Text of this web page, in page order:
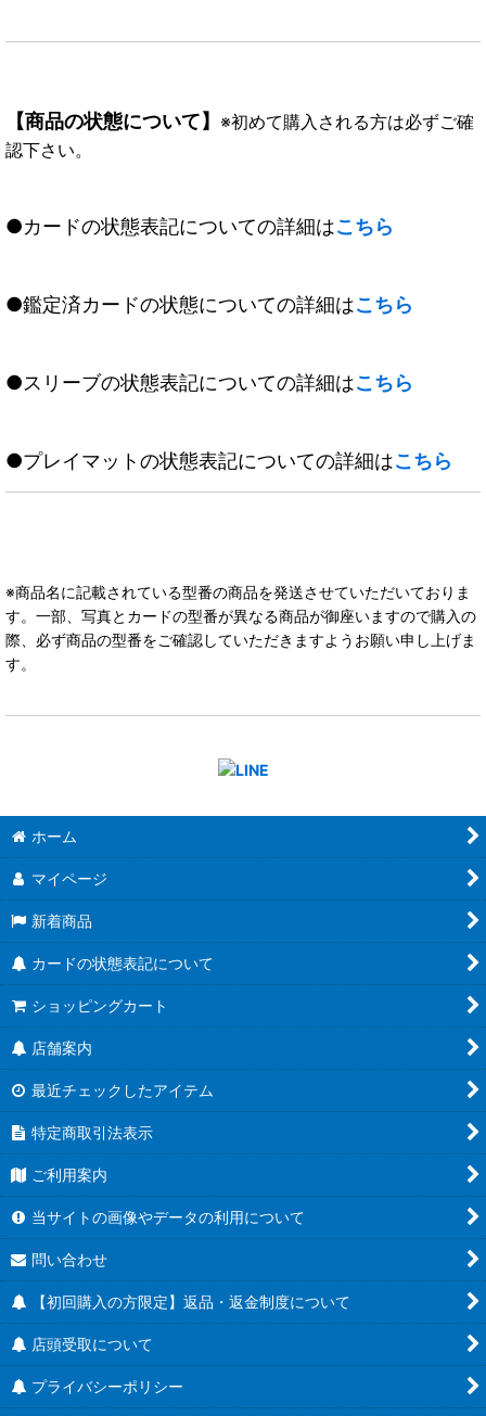
【商品の状態について】 ※初めて購入される方は必ずご確
認下さい。
●カードの状態表記についての詳細はこちら
●鑑定済カードの状態についての詳細はこちら
●スリーブの状態表記についての詳細はこちら
●プレイマットの状態表記についての詳細はこちら
※商品名に記載されている型番の商品を発送させていただいておりま
す。一部、写真とカードの型番が異なる商品が御座いますので購入の
際、必ず商品の型番をご確認していただきますようお願い申し上げま
す。
ホーム
マイページ
新着商品
カードの状態表記について
ショッピングカート
店舗案内
最近チェックしたアイテム
特定商取引法表示
ご利用案内
当サイトの画像やデータの利用について
問い合わせ
【初回購入の方限定】返品・返金制度について
店頭受取について
プライバシーポリシー